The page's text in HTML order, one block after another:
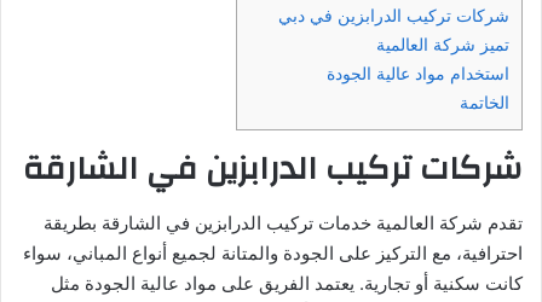
شركات تركيب الدرابزين في دبي
تميز شركة العالمية
استخدام مواد عالية الجودة
الخاتمة
شركات تركيب الدرابزين في الشارقة
تقدم شركة العالمية خدمات تركيب الدرابزين في الشارقة بطريقة
احترافية، مع التركيز على الجودة والمتانة لجميع أنواع المباني، سواء
كانت سكنية أو تجارية. يعتمد الفريق على مواد عالية الجودة مثل